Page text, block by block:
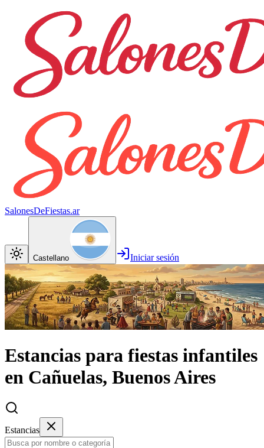
SalonesDeFiestas.ar
Castellano Iniciar sesión
Estancias para fiestas infantiles
en Cañuelas, Buenos Aires
Estancias